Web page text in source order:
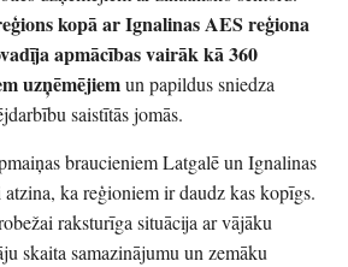
kopā ar Ignalinas AES reģiona
apmācības vairāk kā 360
uzņēmējiemun papildus sniedza
saistītās jomās.
braucieniem Latgalē un Ignalinas
ka reģioniem ir daudz kas kopīgs.
raksturīga situācija ar vājāku
skaita samazinājumu un zemāku